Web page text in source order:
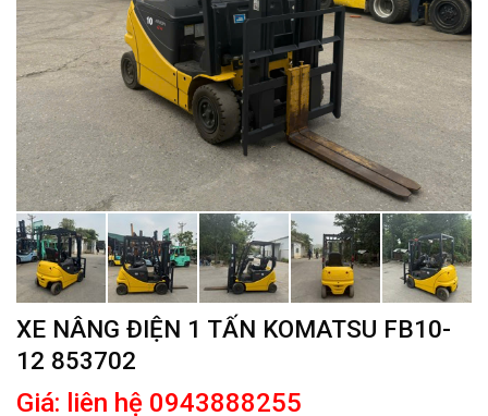
XE NÂNG ĐIỆN 1 TẤN KOMATSU FB10-
12 853702
Giá: liên hệ 0943888255